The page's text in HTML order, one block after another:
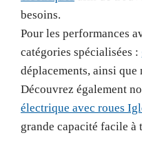
besoins.
Pour les performances
catégories spécialisées :
déplacements, ainsi que
Découvrez également
électrique avec roues
grande capacité facile à